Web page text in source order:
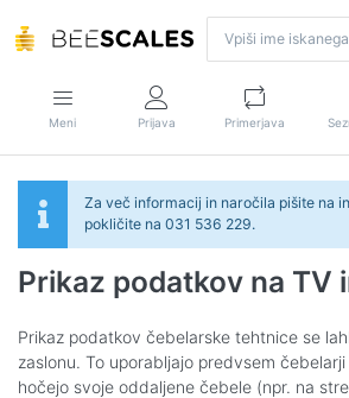
Meni Prijava Primerjava
Za več informacij in naročila pišite na
pokličite na 031 536 229.
Prikaz podatkov na TV
Prikaz podatkov čebelarske tehtnice se
zaslonu. To uporabljajo predvsem
hočejo svoje oddaljene čebele (npr. na